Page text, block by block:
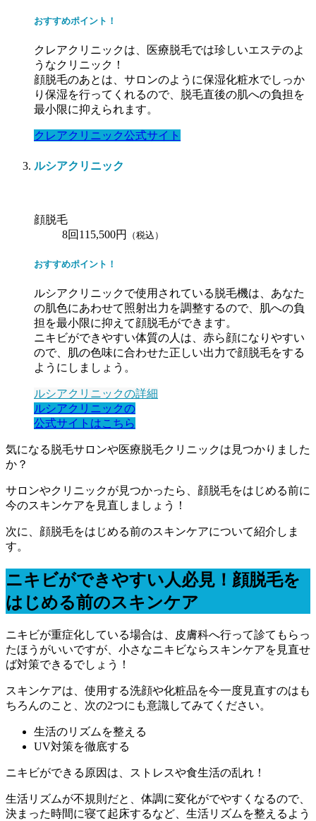
おすすめポイント！
クレアクリニックは、医療脱毛では珍しいエステのよ
うなクリニック！
顔脱毛のあとは、サロンのように保湿化粧水でしっか
り保湿を行ってくれるので、脱毛直後の肌への負担を
最小限に抑えられます。
クレアクリニック公式サイト
ルシアクリニック
顔脱毛
8回115,500円
（税込）
おすすめポイント！
ルシアクリニックで使用されている脱毛機は、あなた
の肌色にあわせて照射出力を調整するので、肌への負
担を最小限に抑えて顔脱毛ができます。
ニキビができやすい体質の人は、赤ら顔になりやすい
ので、肌の色味に合わせた正しい出力で顔脱毛をする
ようにしましょう。
ルシアクリニックの詳細
ルシアクリニックの
公式サイトはこちら
気になる脱毛サロンや医療脱毛クリニックは見つかりました
か？
サロンやクリニックが見つかったら、顔脱毛をはじめる前に
今のスキンケアを見直しましょう！
次に、顔脱毛をはじめる前のスキンケアについて紹介しま
す。
ニキビができやすい人必見！顔脱毛を
はじめる前のスキンケア
ニキビが重症化している場合は、皮膚科へ行って診てもらっ
たほうがいいですが、小さなニキビならスキンケアを見直せ
ば対策できるでしょう！
スキンケアは、使用する洗顔や化粧品を今一度見直すのはも
ちろんのこと、次の2つにも意識してみてください。
生活のリズムを整える
UV対策を徹底する
ニキビができる原因は、 ストレスや食生活の乱れ！
生活リズムが不規則だと、体調に変化がでやすくなるので、
決まった時間に寝て起床するなど、生活リズムを整えるよう